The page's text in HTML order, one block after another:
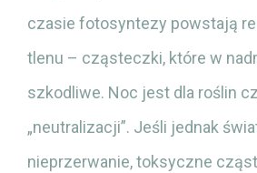
czasie fotosyntezy powstają
tlenu – cząsteczki, które w
szkodliwe. Noc jest dla roślin
„neutralizacji”. Jeśli jednak
nieprzerwanie, toksyczne